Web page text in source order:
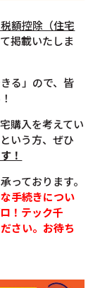
額控除（住宅
掲載いたしま
る」ので、皆
購入を考えてい
いう方、ぜひ
！
っております。
手続きについ
！テック千
さい。お待ち